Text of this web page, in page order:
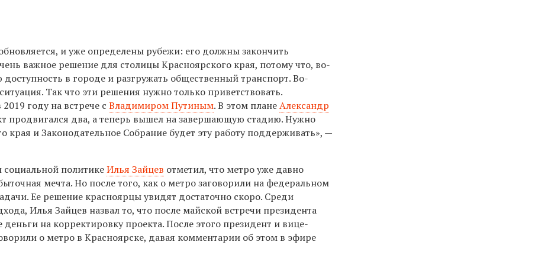
и уже определены рубежи: его должны закончить
важное решение для столицы Красноярского края, потому что, во-
в городе и разгружать общественный транспорт. Во-
Так что эти решения нужно только приветствовать.
году на встрече с Владимиром Путиным. В этом планеАлександр
продвигался два, а теперь вышел на завершающую стадию. Нужно
края и Законодательное Собрание будет эту работу поддерживать», —
социальной политикеИлья Зайцев отметил, что метро уже давно
мечта. Но после того, как о метро заговорили на федеральном
Ее решение красноярцы увидят достаточно скоро. Среди
Илья Зайцев назвал то, что после майской встречи президента
на корректировку проекта. После этого президент и вице-
о метро в Красноярске, давая комментарии об этом в эфире